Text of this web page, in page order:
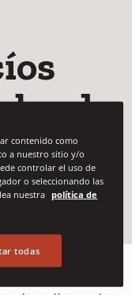
de
(Opens in a
contenido como
a nuestro sitio y/o
controlar el uso de
o seleccionando las
nuestra política de
todas